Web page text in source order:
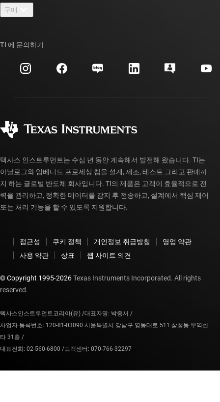
뉴스룸
이벤트
투자 관계
TI E2E™ 설계 지원 포럼
대체품 검색
고객 지원 센터
myTI 계정 FAQ
구매
주문 FAQ
TI 에 문의하기
텍사스 인스트루먼트는 수십 년 동안 계속해서 발전해 왔습니다. TI는
아날로그와 임베디드 프로세싱 칩을 설계, 제조, 테스트 그리고 판매까
지 하는 글로벌 반도체 회사입니다. TI의 제품은 고객이 효율적으로 전
력을 관리하고, 정확한 데이터를 감지 후 전송하고, 설계에서 핵심 제어
또는 처리 기능을 할 수 있도록 지원합니다.
접근성 쿠키 정책 개인정보 취급방침
영업 약관
사용 약관
상표 웹 사이트 의견
© Copyright 1995-2026Texas Instruments Incorporated. All rights
reserved.
텍사스인스트루먼트코리아(유) /대표자명: 박중서 /
사업자 등록번호: 120-81-03090 서울특별시 강남구 영동대로 511 삼성동 무역센
타 31층 /
대표전화: 02-560-6800 /고객센터: 070-766-32297